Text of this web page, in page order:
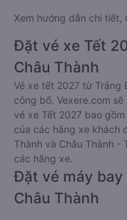
Xem hướng dẫn chi tiết,
Đặt vé xe Tết
Châu Thành
Vé xe tết 2027 từ Trảng
công bố. Vexere.com
vé xe Tết 2027 bao
của các hãng xe khách
Thành và Châu Thành
các hãng xe.
Đặt vé máy bay
Châu Thành